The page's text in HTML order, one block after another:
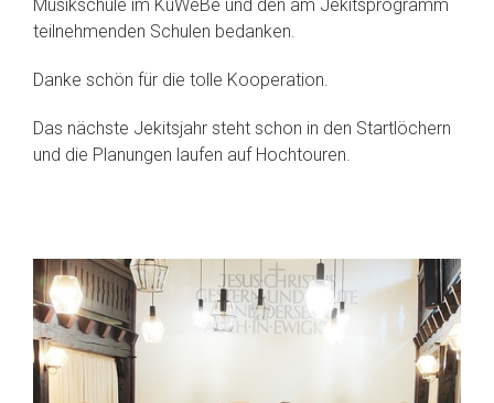
Musikschule im KuWeBe und den am Jekitsprogramm
teilnehmenden Schulen bedanken.
Danke schön für die tolle Kooperation.
Das nächste Jekitsjahr steht schon in den Startlöchern
und die Planungen laufen auf Hochtouren.